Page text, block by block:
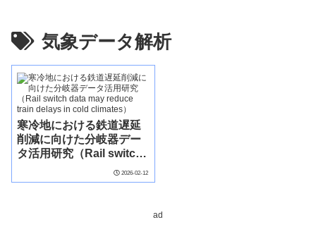
気象データ解析
寒冷地における鉄道遅延
削減に向けた分岐器デー
タ活用研究（Rail switch
data may reduce train
delays in cold
2026-02-12
ad